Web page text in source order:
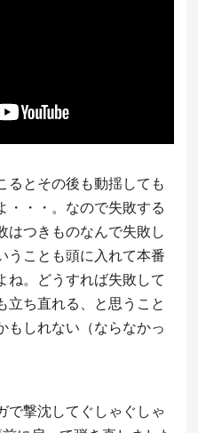
るとその後も動揺しても
・・・。なので失敗する
はつきものなんで失敗し
うことも頭に入れて本番
ね。どうすれば失敗して
立ち直れる、と思うこと
もしれない（ならなかっ
で撃沈してぐしゃぐしゃ